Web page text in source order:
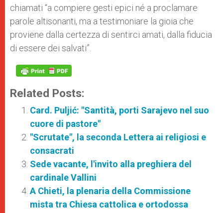
chiamati “a compiere gesti epici né a proclamare
parole altisonanti, ma a testimoniare la gioia che
proviene dalla certezza di sentirci amati, dalla fiducia
di essere dei salvati”.
Related Posts:
Card. Puljić: "Santità, porti Sarajevo nel suo
cuore di pastore"
"Scrutate", la seconda Lettera ai religiosi e
consacrati
Sede vacante, l'invito alla preghiera del
cardinale Vallini
A Chieti, la plenaria della Commissione
mista tra Chiesa cattolica e ortodossa